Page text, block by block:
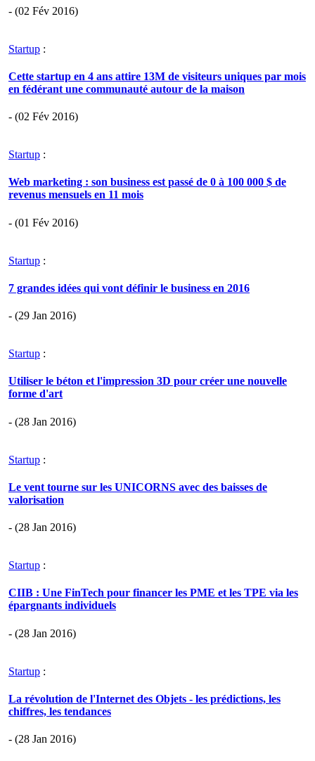
- (02 Fév 2016)
Startup :
Cette startup en 4 ans attire 13M de visiteurs uniques par mois
en fédérant une communauté autour de la maison
- (02 Fév 2016)
Startup :
Web marketing : son business est passé de 0 à 100 000 $ de
revenus mensuels en 11 mois
- (01 Fév 2016)
Startup :
7 grandes idées qui vont définir le business en 2016
- (29 Jan 2016)
Startup :
Utiliser le béton et l'impression 3D pour créer une nouvelle
forme d'art
- (28 Jan 2016)
Startup :
Le vent tourne sur les UNICORNS avec des baisses de
valorisation
- (28 Jan 2016)
Startup :
CIIB : Une FinTech pour financer les PME et les TPE via les
épargnants individuels
- (28 Jan 2016)
Startup :
La révolution de l'Internet des Objets - les prédictions, les
chiffres, les tendances
- (28 Jan 2016)